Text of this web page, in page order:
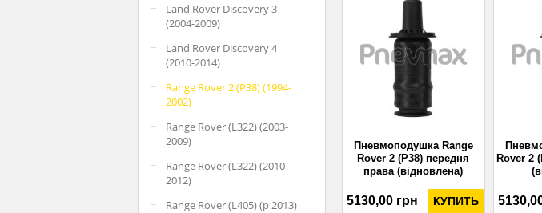
Land Rover Discovery 3
(2004-2009)
Land Rover Discovery 4
(2010-2014)
Range Rover 2 (P38) (1994-
2002)
Range Rover (L322) (2003-
2009)
Range Rover (L322) (2010-
2012)
Range Rover (L405) (p 2013)
Пневмоподушка Range
Rover 2 (P38) передня
права (відновлена)
5130,00 грн КУПИТЬ
Rover 2